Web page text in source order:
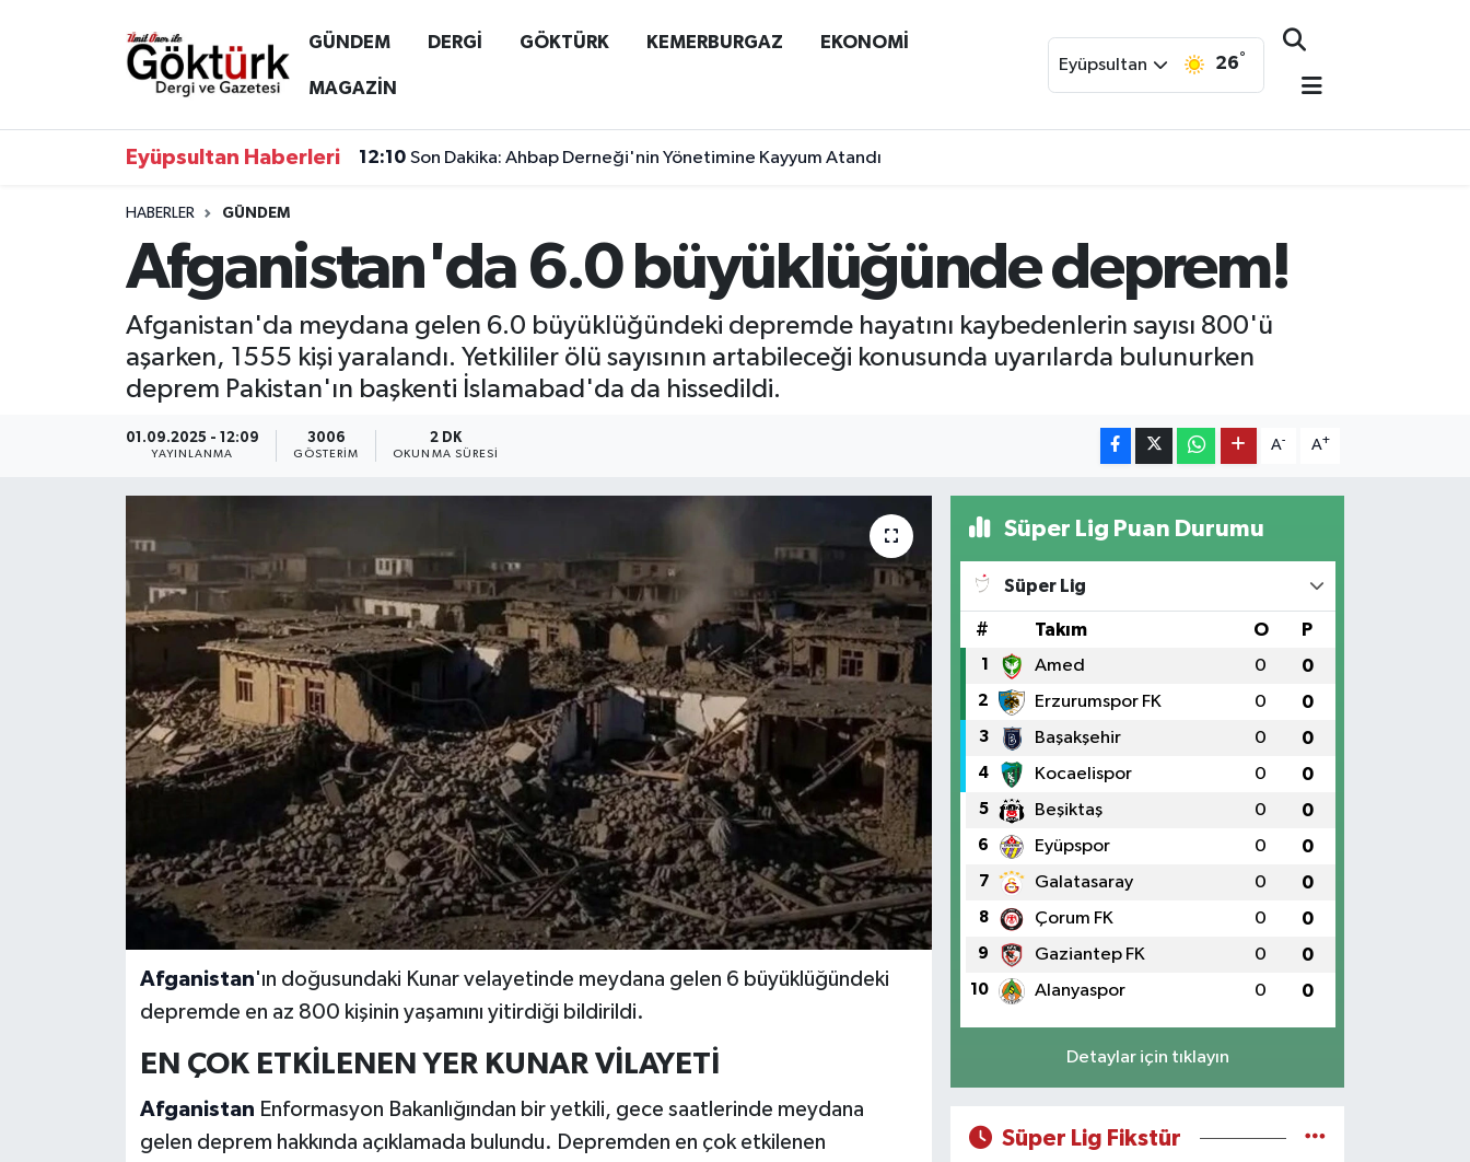
GÜNDEM DERGİ GÖKTÜRK KEMERBURGAZ EKONOMİ
MAGAZİN
Eyüpsultan 26°
Eyüpsultan Haberleri 12:10 Son Dakika: Ahbap Derneği'nin Yönetimine Kayyum Atandı
HABERLER GÜNDEM
Afganistan'da 6.0 büyüklüğünde deprem!
Afganistan'da meydana gelen 6.0 büyüklüğündeki depremde hayatını kaybedenlerin sayısı 800'ü
aşarken, 1555 kişi yaralandı. Yetkililer ölü sayısının artabileceği konusunda uyarılarda bulunurken
deprem Pakistan'ın başkenti İslamabad'da da hissedildi.
01.09.2025 - 12:09
YAYINLANMA
3006
GÖSTERIM
2 DK
OKUNMA SÜRESI
A- A+
Afganistan'ın doğusundaki Kunar velayetinde meydana gelen 6 büyüklüğündeki
depremde en az 800 kişinin yaşamını yitirdiği bildirildi.
EN ÇOK ETKİLENEN YER KUNAR VİLAYETİ
Afganistan Enformasyon Bakanlığından bir yetkili, gece saatlerinde meydana
gelen deprem hakkında açıklamada bulundu. Depremden en çok etkilenen
Süper Lig Puan Durumu
Süper Lig
# Takım O P
1 Amed 0 0
2 Erzurumspor FK 0 0
3 Başakşehir 0 0
4 Kocaelispor 0 0
5 Beşiktaş 0 0
6 Eyüpspor 0 0
7 Galatasaray 0 0
8 Çorum FK 0 0
9 Gaziantep FK 0 0
10 Alanyaspor 0 0
Detaylar için tıklayın
Süper Lig Fikstür
Anne Çocuk
EKONOMİ
KÜLTÜR - SANAT
ÖZEL HABER
SAĞLIK
TEKNOLOJİ
Eyüpsultan Hava Durumu
Tüm Manşetler
Son Dakika Haberleri
Haber Arşivi